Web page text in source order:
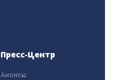
Пресс-Центр
Анонсы